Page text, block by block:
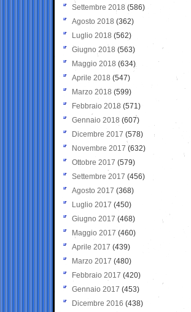
Settembre 2018 (586)
Agosto 2018 (362)
Luglio 2018 (562)
Giugno 2018 (563)
Maggio 2018 (634)
Aprile 2018 (547)
Marzo 2018 (599)
Febbraio 2018 (571)
Gennaio 2018 (607)
Dicembre 2017 (578)
Novembre 2017 (632)
Ottobre 2017 (579)
Settembre 2017 (456)
Agosto 2017 (368)
Luglio 2017 (450)
Giugno 2017 (468)
Maggio 2017 (460)
Aprile 2017 (439)
Marzo 2017 (480)
Febbraio 2017 (420)
Gennaio 2017 (453)
Dicembre 2016 (438)